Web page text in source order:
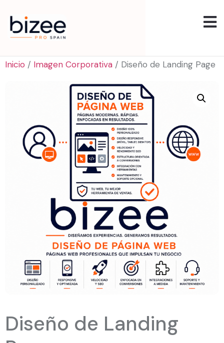
Inicio / Imagen Corporativa / Diseño de Landing Page
Diseño de Landing